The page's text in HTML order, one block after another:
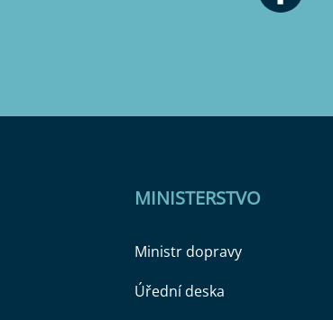
MINISTERSTVO
Ministr dopravy
Úřední deska